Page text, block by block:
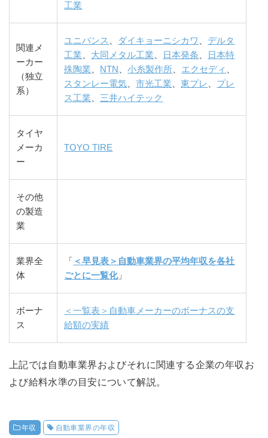
工業
関連メ
ーカー
（独立
系）
ユニバンス 、 ダイキョーニシカワ 、 デルタ
工業、 大同メタル工業、 日本発条、
日本特
殊陶業、 NTN 、小糸製作所、 エクセディ 、
スタンレー電気、市光工業、東プレ 、 プレ
ス工業、三井ハイテック
タイヤ
メーカ
ー
TOYO TIRE
その他
の製造
業
業界全
体
「 ＜早見表＞自動車業界の平均年収を各社
ごとに一覧化」
ボーナ
ス
＜一覧表＞自動車メーカーのボーナスの支
給額の実績
上記では自動車業界およびそれに関連する企業の年収お
よび給料水準の目安について解説。
年収 自動車業界の年収